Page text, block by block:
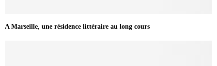
A Marseille, une résidence littéraire au long cours